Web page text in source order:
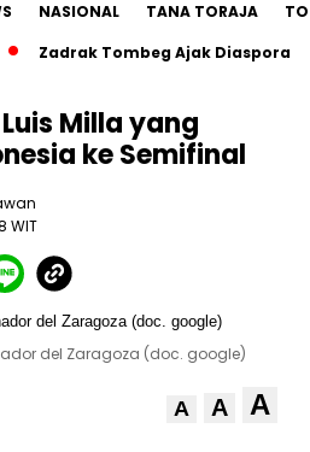
NASIONAL TANA TORAJA
Zadrak Tombeg Ajak Diaspora
Milla yang
ke Semifinal
WIT
del Zaragoza (doc. google)
A A A